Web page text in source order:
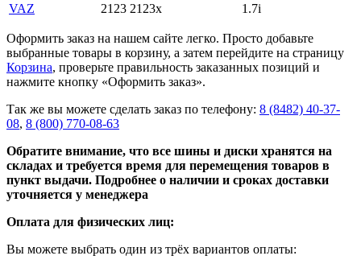
VAZ
2123 2123x 1.7i
Оформить заказ на нашем сайте легко. Просто добавьте
выбранные товары в корзину, а затем перейдите на страницу
Корзина, проверьте правильность заказанных позиций и
нажмите кнопку «Оформить заказ».
Так же вы можете сделать заказ по телефону: 8 (8482) 40-37-
08, 8 (800) 770-08-63
Обратите внимание, что все шины и диски хранятся на
складах и требуется время для перемещения товаров в
пункт выдачи. Подробнее о наличии и сроках доставки
уточняется у менеджера
Оплата для физических лиц:
Вы можете выбрать один из трёх вариантов оплаты: